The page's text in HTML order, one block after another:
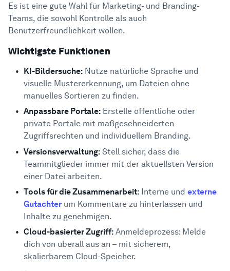
Es ist eine gute Wahl für Marketing- und Branding-
Teams, die sowohl Kontrolle als auch
Benutzerfreundlichkeit wollen.
Wichtigste Funktionen
KI-Bildersuche: Nutze natürliche Sprache und
visuelle Mustererkennung, um Dateien ohne
manuelles Sortieren zu finden.
Anpassbare Portale: Erstelle öffentliche oder
private Portale mit maßgeschneiderten
Zugriffsrechten und individuellem Branding.
Versionsverwaltung: Stell sicher, dass die
Teammitglieder immer mit der aktuellsten Version
einer Datei arbeiten.
Tools für die Zusammenarbeit: Interne und externe
Gutachter um Kommentare zu hinterlassen und
Inhalte zu genehmigen.
Cloud-basierter Zugriff: Anmeldeprozess: Melde
dich von überall aus an – mit sicherem,
skalierbarem Cloud-Speicher.